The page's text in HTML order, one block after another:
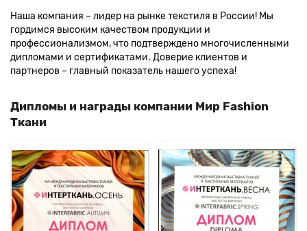
Наша компания – лидер на рынке текстиля в России! Мы
гордимся высоким качеством продукции и
профессионализмом, что подтверждено многочисленными
дипломами и сертификатами. Доверие клиентов и
партнеров – главный показатель нашего успеха!
Дипломы и награды компании Мир Fashion
Ткани